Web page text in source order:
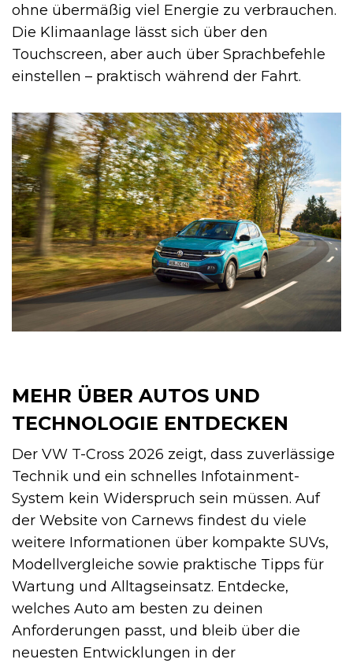
ohne übermäßig viel Energie zu verbrauchen.
Die Klimaanlage lässt sich über den
Touchscreen, aber auch über Sprachbefehle
einstellen – praktisch während der Fahrt.
MEHR ÜBER AUTOS UND
TECHNOLOGIE ENTDECKEN
Der VW T-Cross 2026 zeigt, dass zuverlässige
Technik und ein schnelles Infotainment-
System kein Widerspruch sein müssen. Auf
der Website von Carnews findest du viele
weitere Informationen über kompakte SUVs,
Modellvergleiche sowie praktische Tipps für
Wartung und Alltagseinsatz. Entdecke,
welches Auto am besten zu deinen
Anforderungen passt, und bleib über die
neuesten Entwicklungen in der